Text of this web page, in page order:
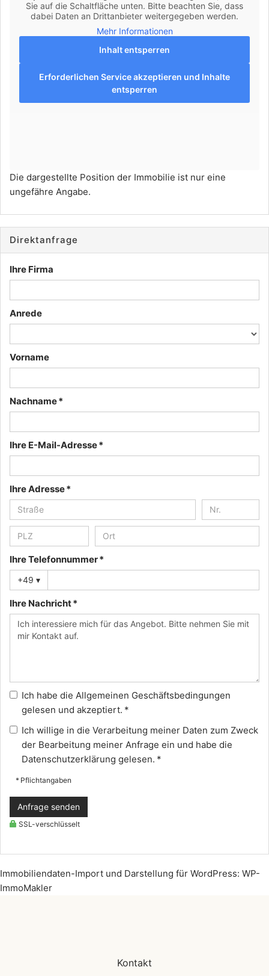
Sie auf die Schaltfläche unten. Bitte beachten Sie, dass
dabei Daten an Drittanbieter weitergegeben werden.
Mehr Informationen
Inhalt entsperren
Erforderlichen Service akzeptieren und Inhalte
entsperren
Die dargestellte Position der Immobilie ist nur eine
ungefähre Angabe.
Direktanfrage
Ihre Firma
Anrede
Vorname
Nachname *
Ihre E-Mail-Adresse *
Ihre Adresse *
Ihre Telefonnummer *
+49 ▾
Ihre Nachricht *
Ich habe die Allgemeinen Geschäftsbedingungen
gelesen und akzeptiert. *
Ich willige in die Verarbeitung meiner Daten zum Zweck
der Bearbeitung meiner Anfrage ein und habe die
Datenschutzerklärung gelesen. *
* Pflichtangaben
Anfrage senden
SSL-verschlüsselt
Immobiliendaten-Import und Darstellung für WordPress: WP-
ImmoMakler
Kontakt